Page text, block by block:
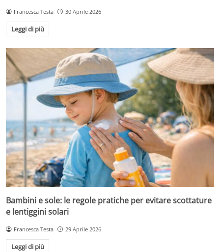
Francesca Testa 30 Aprile 2026
Leggi di più
Bambini e sole: le regole pratiche per evitare scottature
e lentiggini solari
Francesca Testa 29 Aprile 2026
Leggi di più